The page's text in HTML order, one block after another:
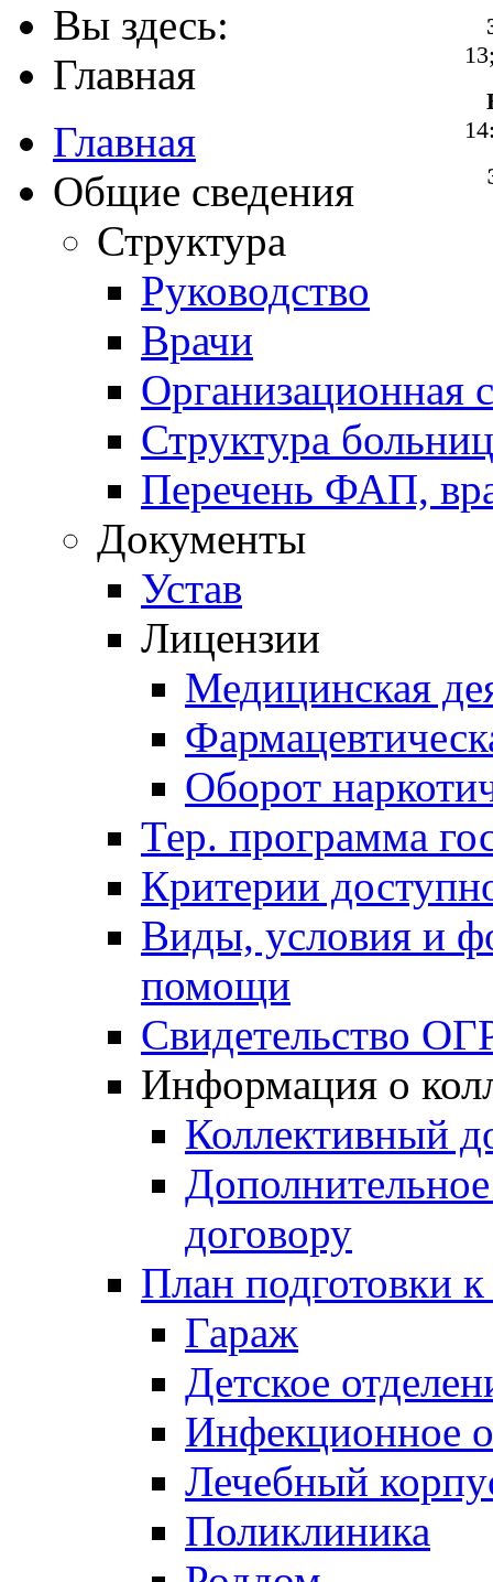
Вы здесь:
Главная
Главная
Общие сведения
Структура
Руководство
Врачи
Организационная
Структура
Перечень ФАП,
Документы
Устав
Лицензии
Медицинская
Оборот
Тер. программа
Критерии
Виды, условия и
помощи
Свидетельство
Информация о
Коллективный
договору
План подготовки
Гараж
Детское
Инфекционное
Лечебный
Поликлиника